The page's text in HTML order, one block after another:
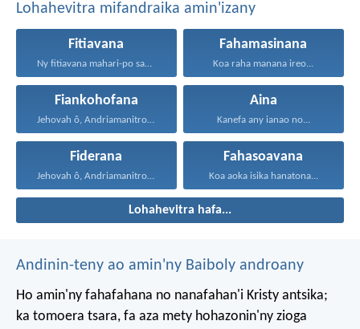
Lohahevitra mifandraika amin'izany
Fitiavana
Ny fitiavana mahari-po sady...
Fahamasinana
Koa raha manana ireo...
Fiankohofana
Jehovah ô, Andriamanitro Hianao...
Aina
Kanefa any ianao no...
Fiderana
Jehovah ô, Andriamanitro Hianao...
Fahasoavana
Koa aoka isika hanatona...
Lohahevitra hafa...
Andinin-teny ao amin'ny Baiboly androany
Ho amin'ny fahafahana no nanafahan'i Kristy antsika;
ka tomoera tsara, fa aza mety hohazonin'ny zioga